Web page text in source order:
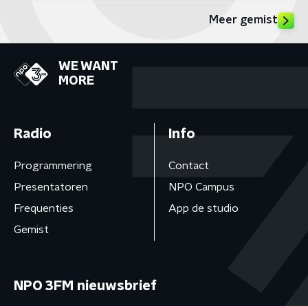
Meer gemist
WE WANT
MORE
Radio
Programmering
Presentatoren
Frequenties
Gemist
Info
Contact
NPO Campus
App de studio
NPO 3FM nieuwsbrief